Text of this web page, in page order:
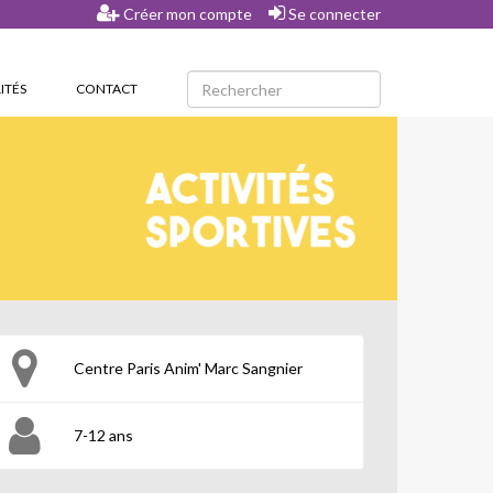
Créer mon compte Se connecter
CONTACT
Centre Paris Anim' Marc Sangnier
7-12 ans